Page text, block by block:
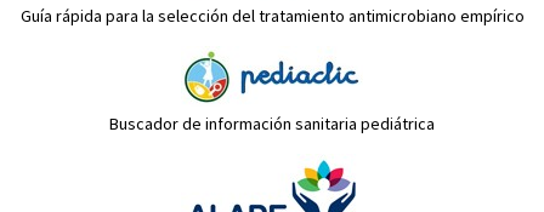
Guía rápida para la selección del tratamiento antimicrobiano empírico
Buscador de información sanitaria pediátrica